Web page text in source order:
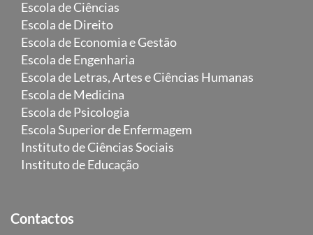
Escola de Ciências
Escola de Direito
Escola de Economia e Gestão
Escola de Engenharia
Escola de Letras, Artes e Ciências Humanas
Escola de Medicina
Escola de Psicologia
Escola Superior de Enfermagem
Instituto de Ciências Sociais
Instituto de Educação
Contactos